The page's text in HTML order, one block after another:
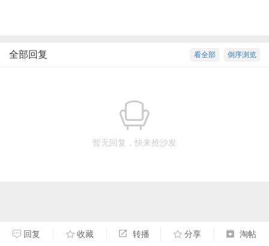
倒序浏览
看全部
全部回复
暂无回复，快来抢沙发
回复 收藏 转播 分享 淘帖